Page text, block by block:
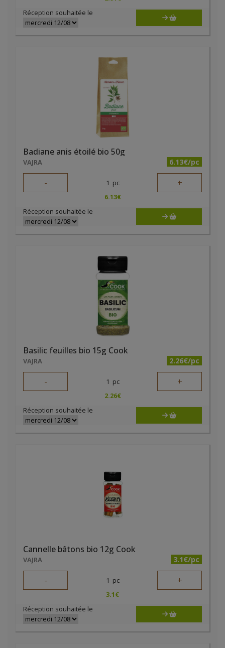
Réception souhaitée le
Badiane anis étoilé bio 50g
VAJRA 6.13€/pc
- 1 pc +
6.13€
Réception souhaitée le
Basilic feuilles bio 15g Cook
VAJRA 2.26€/pc
- 1 pc +
2.26€
Réception souhaitée le
Cannelle bâtons bio 12g Cook
VAJRA 3.1€/pc
- 1 pc +
3.1€
Réception souhaitée le